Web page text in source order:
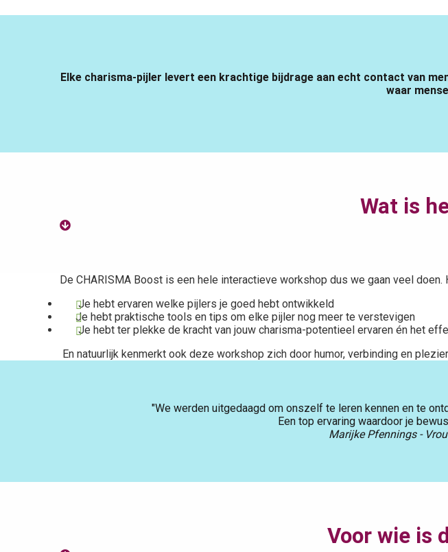
Elke charisma-pijler levert een krachtige bijdrage aan echt contact van
waar
Wat is
De CHARISMA Boost is een hele interactieve workshop dus we gaan veel doen.
Je hebt ervaren welke pijlers je goed hebt ontwikkeld
Je hebt praktische tools en tips om elke pijler nog meer te verstevigen
Je hebt ter plekke de kracht van jouw charisma-potentieel ervaren én het
En natuurlijk kenmerkt ook deze workshop zich door humor, verbinding en
"We werden uitgedaagd om onszelf te leren kennen en te
Een top ervaring waardoor je
Marijke Pfennings -
Voor wie is